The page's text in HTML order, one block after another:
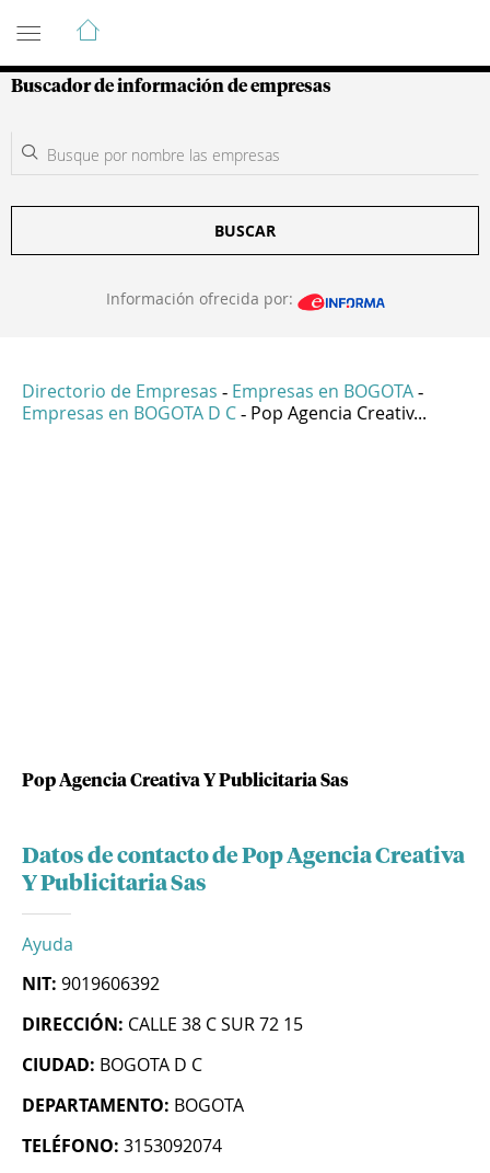
Guía de Empresas Colombianas
Buscador de información de empresas
BUSCAR
Información ofrecida por:
Directorio de Empresas - Empresas en BOGOTA -
Empresas en BOGOTA D C - Pop Agencia Creativ...
Pop Agencia Creativa Y Publicitaria Sas
Datos de contacto de Pop Agencia Creativa
Y Publicitaria Sas
Ayuda
NIT: 9019606392
DIRECCIÓN: CALLE 38 C SUR 72 15
CIUDAD: BOGOTA D C
DEPARTAMENTO: BOGOTA
TELÉFONO: 3153092074